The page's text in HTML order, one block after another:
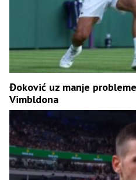
Đoković uz manje
Vimbldona